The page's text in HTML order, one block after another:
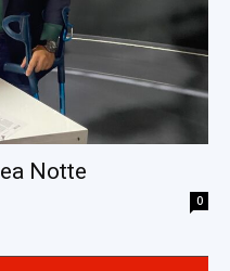
Notte
0